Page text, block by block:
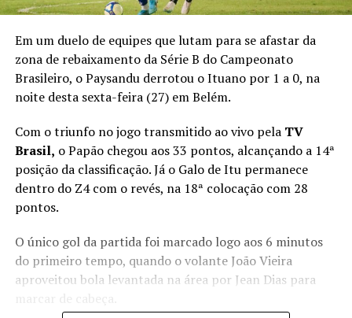
Em um duelo de equipes que lutam para se afastar da
zona de rebaixamento da Série B do Campeonato
Brasileiro, o Paysandu derrotou o Ituano por 1 a 0, na
noite desta sexta-feira (27) em Belém.
Com o triunfo no jogo transmitido ao vivo pela TV
Brasil, o Papão chegou aos 33 pontos, alcançando a 14ª
posição da classificação. Já o Galo de Itu permanece
dentro do Z4 com o revés, na 18ª colocação com 28
pontos.
O único gol da partida foi marcado logo aos 6 minutos
do primeiro tempo, quando o volante João Vieira
aproveitou bola levantada na área por Jean Dias para